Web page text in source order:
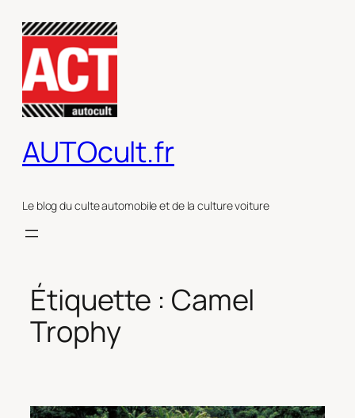
contenu
AUTOcult.fr
Le blog du culte automobile et de la culture voiture
Étiquette : Camel
Trophy